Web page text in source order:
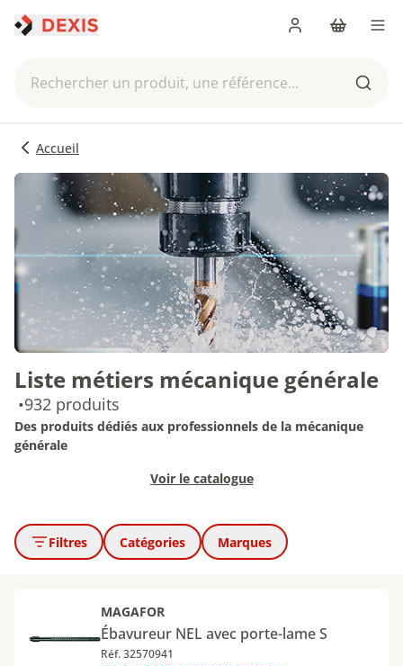
Rechercher un produit, une référence...
Panier
Accueil
Liste métiers mécanique générale
•932 produits
Des produits dédiés aux professionnels de la mécanique
générale
Voir le catalogue
Filtres Catégories Marques
MAGAFOR
Ébavureur NEL avec porte-lame S
Réf. 32570941